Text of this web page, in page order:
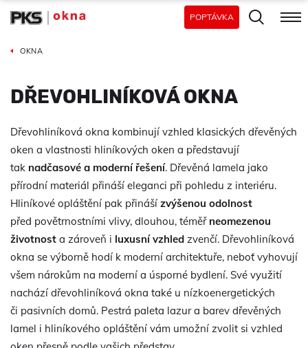
POPTÁVKA
OKNA
DŘEVOHLINÍKOVÁ OKNA
Dřevohliníková okna kombinují vzhled klasických dřevěných
oken a vlastnosti hliníkových oken a představují
tak nadčasové a moderní řešení. Dřevěná lamela jako
přírodní materiál přináší eleganci při pohledu z interiéru.
Hliníkové opláštění pak přináší zvýšenou odolnost
před povětrnostními vlivy, dlouhou, téměř neomezenou
životnost a zároveň i luxusní vzhled zvenčí. Dřevohliníková
okna se výborně hodí k moderní architektuře, neboť vyhovují
všem nárokům na moderní a úsporné bydlení. Své využití
nachází dřevohliníková okna také u nízkoenergetických
či pasivních domů. Pestrá paleta lazur a barev dřevěných
lamel i hliníkového opláštění vám umožní zvolit si vzhled